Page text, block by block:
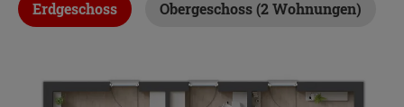
Erdgeschoss Obergeschoss (2 Wohnungen)